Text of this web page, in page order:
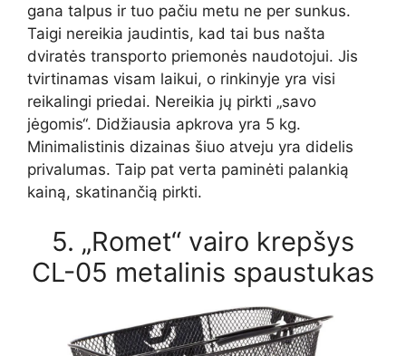
gana talpus ir tuo pačiu metu ne per sunkus.
Taigi nereikia jaudintis, kad tai bus našta
dviratės transporto priemonės naudotojui. Jis
tvirtinamas visam laikui, o rinkinyje yra visi
reikalingi priedai. Nereikia jų pirkti „savo
jėgomis“. Didžiausia apkrova yra 5 kg.
Minimalistinis dizainas šiuo atveju yra didelis
privalumas. Taip pat verta paminėti palankią
kainą, skatinančią pirkti.
5. „Romet“ vairo krepšys
CL-05 metalinis spaustukas